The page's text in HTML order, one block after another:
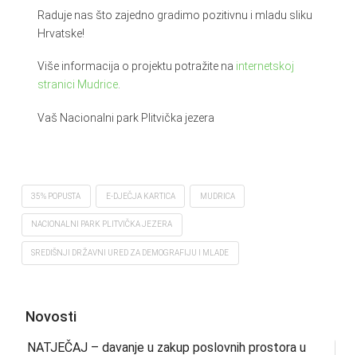
Raduje nas što zajedno gradimo pozitivnu i mladu sliku
Hrvatske!
Više informacija o projektu potražite na internetskoj
stranici Mudrice.
Vaš Nacionalni park Plitvička jezera
35% POPUSTA E-DJEČJA KARTICA MUDRICA
NACIONALNI PARK PLITVIČKA JEZERA
SREDIŠNJI DRŽAVNI URED ZA DEMOGRAFIJU I MLADE
Novosti
NATJEČAJ – davanje u zakup poslovnih prostora u